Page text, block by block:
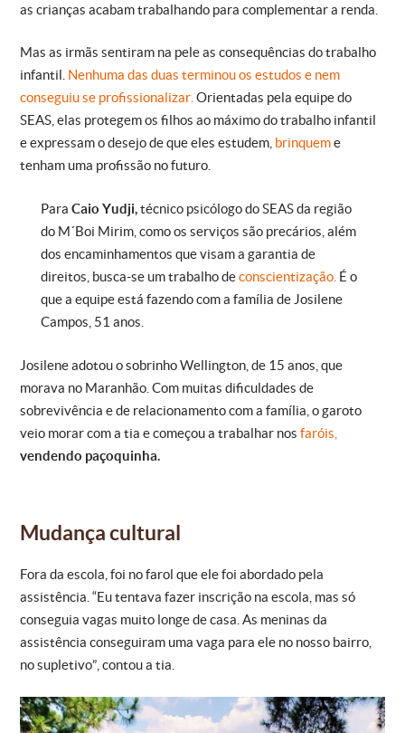
as crianças acabam trabalhando para complementar a renda.
Mas as irmãs sentiram na pele as consequências do trabalho
infantil. Nenhuma das duas terminou os estudos e nem
conseguiu se profissionalizar. Orientadas pela equipe do
SEAS, elas protegem os filhos ao máximo do trabalho infantil
e expressam o desejo de que eles estudem, brinqueme
tenham uma profissão no futuro.
Para Caio Yudji,técnico psicólogo do SEAS da região
do M´Boi Mirim, como os serviços são precários, além
dos encaminhamentos que visam a garantia de
direitos, busca-se um trabalho deconscientização. É o
que a equipe está fazendo com a família de Josilene
Campos, 51 anos.
Josilene adotou o sobrinho Wellington, de 15 anos, que
morava no Maranhão. Com muitas dificuldades de
sobrevivência e de relacionamento com a família, o garoto
veio morar com a tia e começou a trabalhar nos faróis,
vendendo paçoquinha.
Mudança cultural
Fora da escola, foi no farol que ele foi abordado pela
assistência. “Eu tentava fazer inscrição na escola, mas só
conseguia vagas muito longe de casa. As meninas da
assistência conseguiram uma vaga para ele no nosso bairro,
no supletivo”, contou a tia.